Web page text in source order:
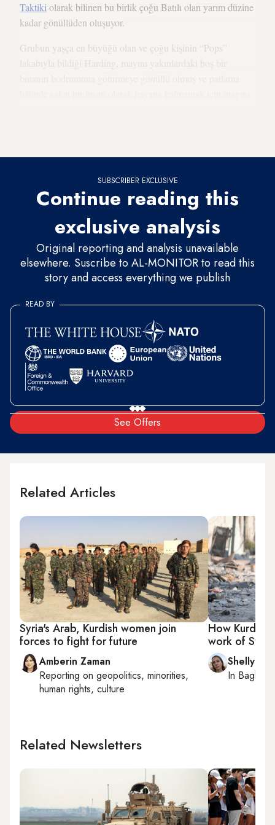
Taktiki olarak bilinen bu birlik çoğu Batılı olan yarım düzine
kadar gönüllüden oluşuyor.
Grubun yaşça en büyüğü olan ve çoğu kişinin “Pops”
SUBSCRIBER EXCLUSIVE
Continue reading this
exclusive analysis
Original reporting and analysis unavailable
elsewhere. Suscribe to AL-MONITOR to read this
story and access everything we publish
See Offers
READ BY
Related Articles
Syria's Arab, Kurdish women join
forces to fight for future
Amberin Zaman
Reporting on geopolitics, minorities,
human rights, culture
How
work of
Shelly
In
Related Newsletters